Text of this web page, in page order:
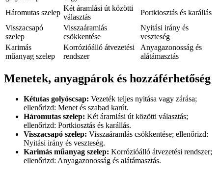
Háromutas szelep
Két áramlási út közötti
választás
Portkiosztás és karállás
Visszacsapó
szelep
Visszaáramlás
csökkentése
Nyitási irány és
veszteség
Karimás
műanyag szelep
Korrózióálló átvezetési
rendszer
Anyagazonosság és
alátámasztás
Menetek, anyagpárok és hozzáférhetőség
Kétutas golyóscsap: Vezeték teljes nyitása vagy zárása;
ellenőrizd: Menet és szabad karút.
Háromutas szelep: Két áramlási út közötti választás;
ellenőrizd: Portkiosztás és karállás.
Visszacsapó szelep: Visszaáramlás csökkentése; ellenőrizd:
Nyitási irány és veszteség.
Karimás műanyag szelep: Korrózióálló átvezetési rendszer;
ellenőrizd: Anyagazonosság és alátámasztás.